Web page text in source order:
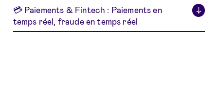
💳 Paiements & Fintech : Paiements en
temps réel, fraude en temps réel
↓